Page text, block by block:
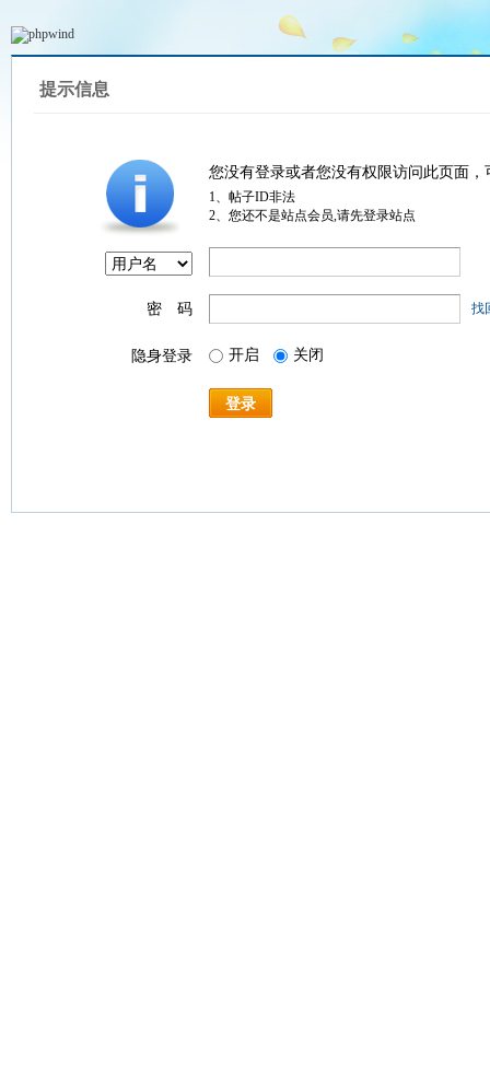
提示信息
您没有登录或者您没有权限访问此页面
1、帖子ID非法
2、您还不是站点会员,请先登录站点
密 码 找
隐身登录 开启 关闭
登录